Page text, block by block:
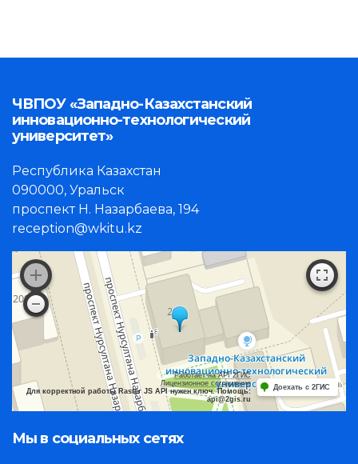
ЧВПОУ «Западно-Казахстанский
инновационно-технологический
университет»
Республика Казахстан
090000, Уральск
проспект Н. Назарбаева, 194
reception@wkitu.kz
Работает на API 2ГИС
Лицензионное соглашение
Для корректной работы Raster JS API нужен ключ. Помощь:
api@2gis.ru
Доехать с 2ГИС
Мы в социальных сетях